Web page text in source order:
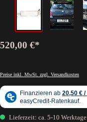
520,00 €*
Preise inkl. MwSt. zzgl. Versandkosten
Lieferzeit: ca. 5-10 Werktage